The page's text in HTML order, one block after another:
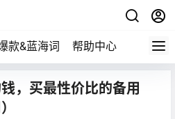
款&蓝海词 帮助中心
，买最性价比的备用